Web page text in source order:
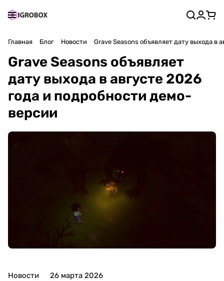
Главная Блог Новости Grave Seasons объявляет дату выхода в
Grave Seasons объявляет
дату выхода в августе 2026
года и подробности демо-
версии
Новости 26 марта 2026